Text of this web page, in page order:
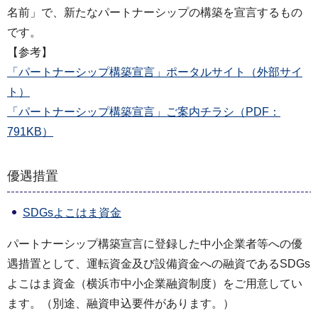
名前」で、新たなパートナーシップの構築を宣言するもの
です。
【参考】
「パートナーシップ構築宣言」ポータルサイト（外部サイ
ト）
「パートナーシップ構築宣言」ご案内チラシ（PDF：
791KB）
優遇措置
SDGsよこはま資金
パートナーシップ構築宣言に登録した中小企業者等への優
遇措置として、運転資金及び設備資金への融資であるSDGs
よこはま資金（横浜市中小企業融資制度）をご用意してい
ます。（別途、融資申込要件があります。）